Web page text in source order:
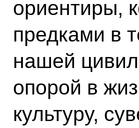
ориентиры,
предками в
нашей
опорой в
культуру,